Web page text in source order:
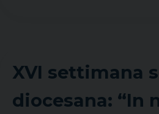
XVI settimana
diocesana: “In